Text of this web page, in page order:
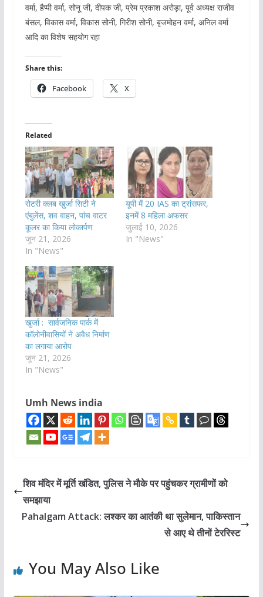
वर्मा, हैप्पी वर्मा, सोनू जी, दीपक जी, प्रेम प्रकाश अरोड़ा, पूर्व अध्यक्ष राजीव
बंसल, विकास वर्मा, विकास सोनी, गिरीश सोनी, बृजमोहन वर्मा, अनिल वर्मा ‌
आदि का विशेष सहयोग रहा
Share this:
Facebook X
Related
रोटरी क्लब खुर्जा सिटी ने
एंबुलेंस, शव वाहन, पांच वाटर
कूलर का किया लोकार्पण
जून 21, 2026
In "News"
यूपी में 20 IAS का ट्रांसफर,
इनमें 8 महिला अफसर
जुलाई 10, 2026
In "News"
खुर्जा : सार्वजनिक पार्क में
कॉलोनीवासियों ने अवैध निर्माण
का लगाया आरोप
जून 21, 2026
In "News"
Umh News india
शिव मंदिर में मूर्ति खंडित, पुलिस ने मौके पर पहुंचकर ग्रामीणों को
समझाया
Pahalgam Attack: लश्कर का आतंकी था सुलेमान, पाकिस्तान
से आए थे तीनों टेररिस्ट
You May Also Like